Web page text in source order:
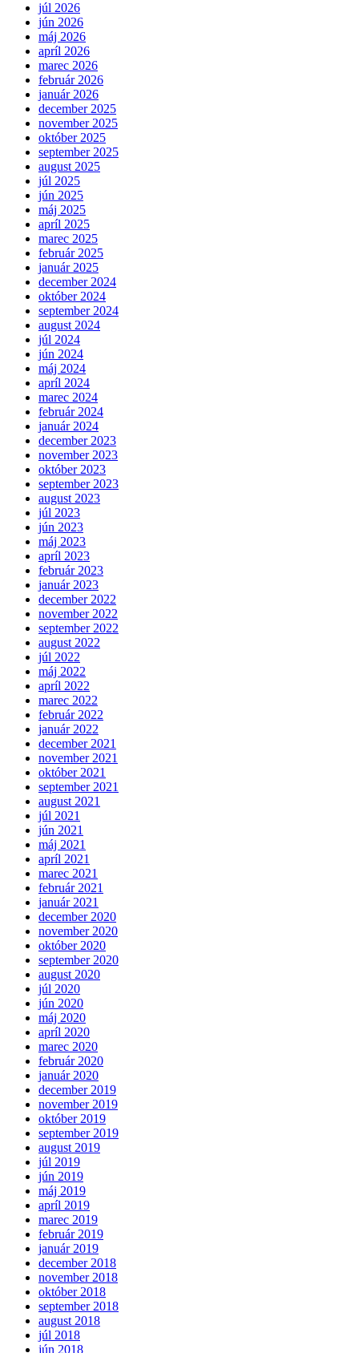
júl 2026
jún 2026
máj 2026
apríl 2026
marec 2026
február 2026
január 2026
december 2025
november 2025
október 2025
september 2025
august 2025
júl 2025
jún 2025
máj 2025
apríl 2025
marec 2025
február 2025
január 2025
december 2024
október 2024
september 2024
august 2024
júl 2024
jún 2024
máj 2024
apríl 2024
marec 2024
február 2024
január 2024
december 2023
november 2023
október 2023
september 2023
august 2023
júl 2023
jún 2023
máj 2023
apríl 2023
február 2023
január 2023
december 2022
november 2022
september 2022
august 2022
júl 2022
máj 2022
apríl 2022
marec 2022
február 2022
január 2022
december 2021
november 2021
október 2021
september 2021
august 2021
júl 2021
jún 2021
máj 2021
apríl 2021
marec 2021
február 2021
január 2021
december 2020
november 2020
október 2020
september 2020
august 2020
júl 2020
jún 2020
máj 2020
apríl 2020
marec 2020
február 2020
január 2020
december 2019
november 2019
október 2019
september 2019
august 2019
júl 2019
jún 2019
máj 2019
apríl 2019
marec 2019
február 2019
január 2019
december 2018
november 2018
október 2018
september 2018
august 2018
júl 2018
jún 2018